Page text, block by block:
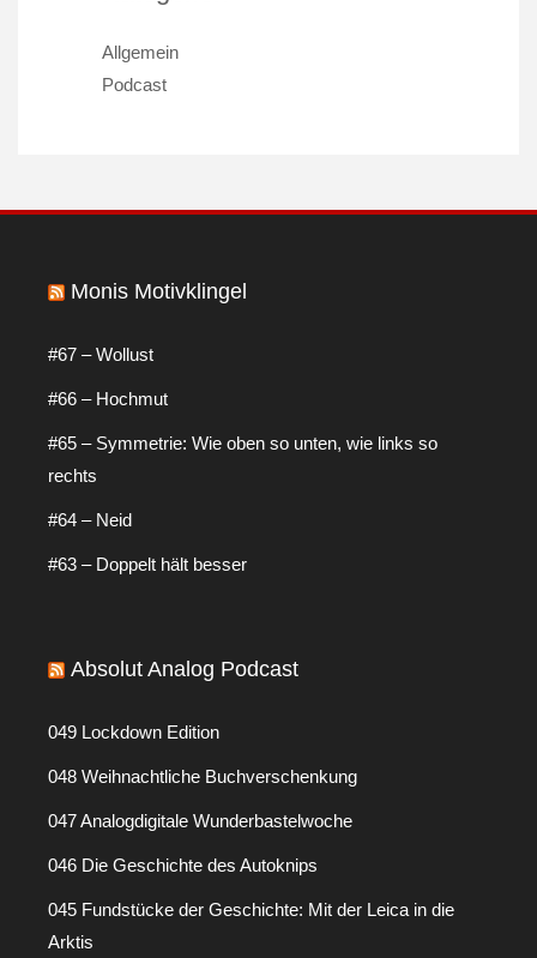
Allgemein
Podcast
Monis Motivklingel
#67 – Wollust
#66 – Hochmut
#65 – Symmetrie: Wie oben so unten, wie links so
rechts
#64 – Neid
#63 – Doppelt hält besser
Absolut Analog Podcast
049 Lockdown Edition
048 Weihnachtliche Buchverschenkung
047 Analogdigitale Wunderbastelwoche
046 Die Geschichte des Autoknips
045 Fundstücke der Geschichte: Mit der Leica in die
Arktis